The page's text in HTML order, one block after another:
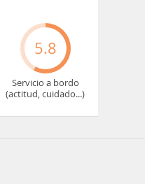
5.8
Servicio a bordo
(actitud, cuidado...)